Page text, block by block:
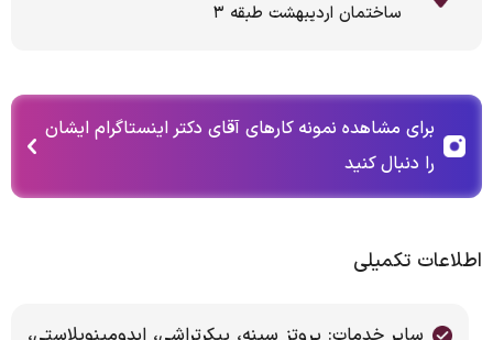
ساختمان اردیبهشت طبقه ۳
برای مشاهده نمونه کارهای آقای دکتر اینستاگرام ایشان
را دنبال کنید
اطلاعات تکمیلی